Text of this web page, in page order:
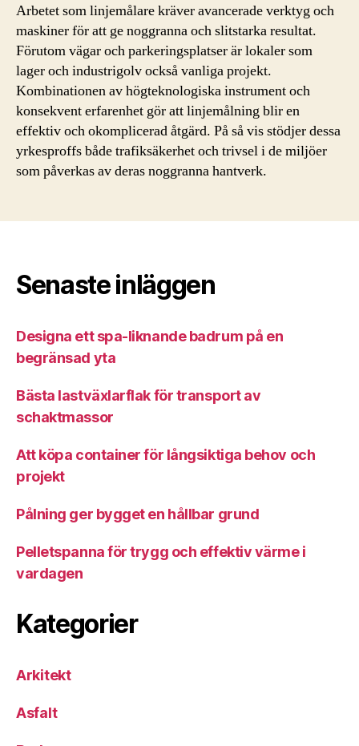
Arbetet som linjemålare kräver avancerade verktyg och
maskiner för att ge noggranna och slitstarka resultat.
Förutom vägar och parkeringsplatser är lokaler som
lager och industrigolv också vanliga projekt.
Kombinationen av högteknologiska instrument och
konsekvent erfarenhet gör att linjemålning blir en
effektiv och okomplicerad åtgärd. På så vis stödjer dessa
yrkesproffs både trafiksäkerhet och trivsel i de miljöer
som påverkas av deras noggranna hantverk.
Senaste inläggen
Designa ett spa-liknande badrum på en
begränsad yta
Bästa lastväxlarflak för transport av
schaktmassor
Att köpa container för långsiktiga behov och
projekt
Pålning ger bygget en hållbar grund
Pelletspanna för trygg och effektiv värme i
vardagen
Kategorier
Arkitekt
Asfalt